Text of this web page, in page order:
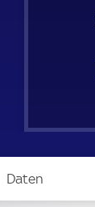
Daten